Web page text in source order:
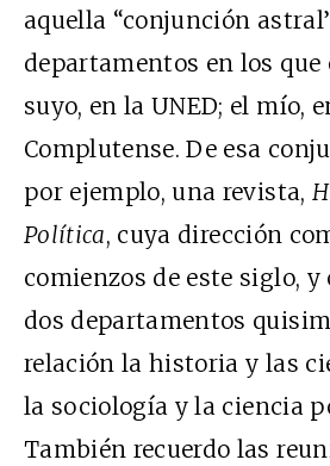
aquella “conjunción
departamentos en los que
suyo, en la UNED; el mío,
Complutense. De esa
por ejemplo, una revista,
Política, cuya dirección
comienzos de este siglo, y
dos departamentos
relación la historia y las
la sociología y la ciencia
También recuerdo las